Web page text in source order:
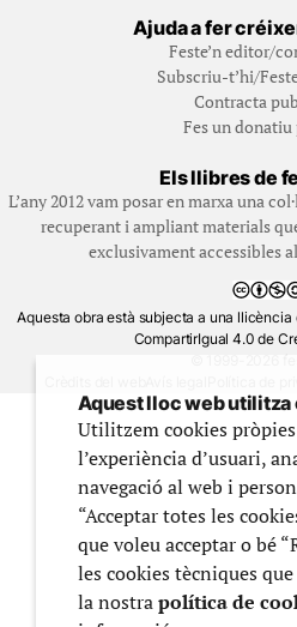
Ajuda a fer
Feste’n editor/
Subscriu-t’hi/
Contracta
Fes un
Els llibres de
L’any 2012 vam posar en marxa una
recuperant i ampliant materials
exclusivament accessibles
Aquesta obra està subjecta a una
CompartirIgual 4.0 de
© 1999-2026
Aquest lloc web
Utilitzem cookies
l’experiència d’usuari,
navegació al web i
“Acceptar totes les
que voleu acceptar o bé
les cookies tècniques
la nostrapolítica de